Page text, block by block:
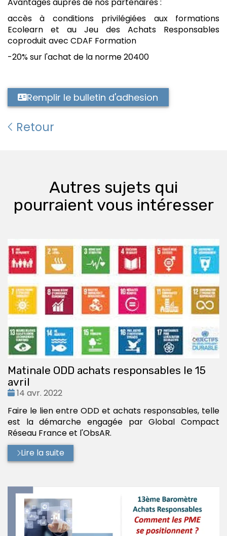
Avantages auprès de nos partenaires :
accès à conditions privilégiées aux formations
Ecolearn et au Jeu des Achats Responsables
coproduit avec CDAF Formation
-20% sur l'achat de la norme 20400
Remplir le bulletin d'adhesion
Retour
Autres sujets qui
pourraient vous intéresser
Matinale ODD achats responsables le 15
avril
Date
14 avr. 2022
Faire le lien entre ODD et achats responsables, telle
est la démarche engagée par Global Compact
Réseau France et l'ObsAR.
Lire la suite